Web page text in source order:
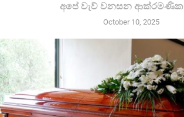
අපේ වැව් වනසන ආක්රමණික
October 10, 2025